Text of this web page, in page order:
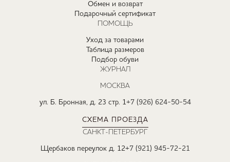
Обмен и возврат
Подарочный сертификат
ПОМОЩЬ
Уход за товарами
Таблица размеров
Подбор обуви
ЖУРНАЛ
МОСКВА
ул. Б. Бронная, д. 23 стр. 1+7 (926) 624-50-54
СХЕМА ПРОЕЗДА
САНКТ-ПЕТЕРБУРГ
Щербаков переулок д. 12+7 (921) 945-72-21